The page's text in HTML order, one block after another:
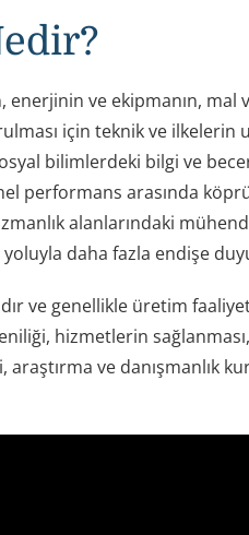
ve ekipmanın,
için teknik ve ilkelerin
bilimlerdeki bilgi ve
performans arasında
alanlarındaki
daha fazla endişe
ve genellikle üretim
hizmetlerin
ve danışmanlık